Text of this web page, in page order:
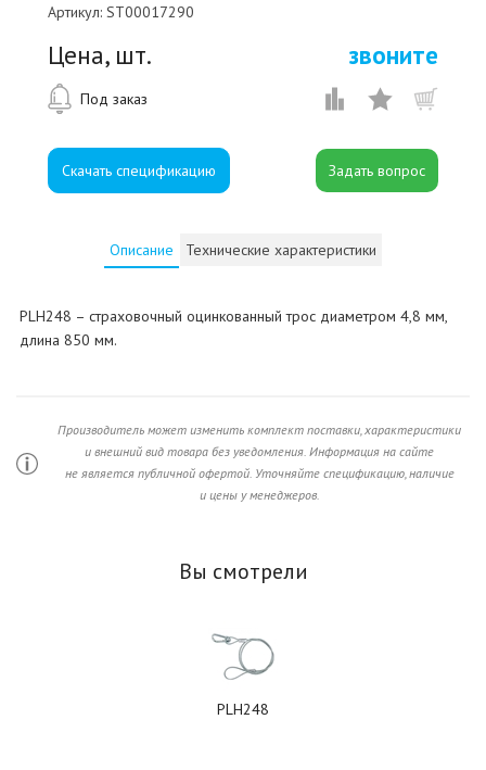
Артикул: ST00017290
Цена, шт. звоните
Под заказ
Скачать спецификацию
Описание Технические характеристики
PLH248 – страховочный оцинкованный трос диаметром 4,8 мм,
длина 850 мм.
Производитель может изменить комплект поставки, характеристики
и внешний вид товара без уведомления. Информация на сайте
не является публичной офертой. Уточняйте спецификацию, наличие
и цены у менеджеров.
Вы смотрели
PLH248